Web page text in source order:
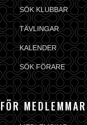
SÖK KLUBBAR
TÄVLINGAR
KALENDER
SÖK FÖRARE
FÖR MEDLEMMAR